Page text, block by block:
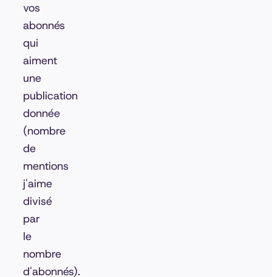
vos
abonnés
qui
aiment
une
publication
donnée
(nombre
de
mentions
j'aime
divisé
par
le
nombre
d'abonnés).